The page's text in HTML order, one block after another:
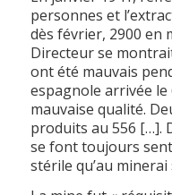
personnes et
dès février, 2900 en
Directeur se
ont été mauvais
espagnole arrivée le
mauvaise qualité.
produits au 556 […].
se font toujours
stérile qu’au minerai